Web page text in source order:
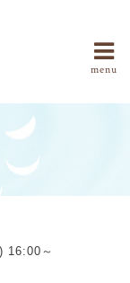
menu
16:00～